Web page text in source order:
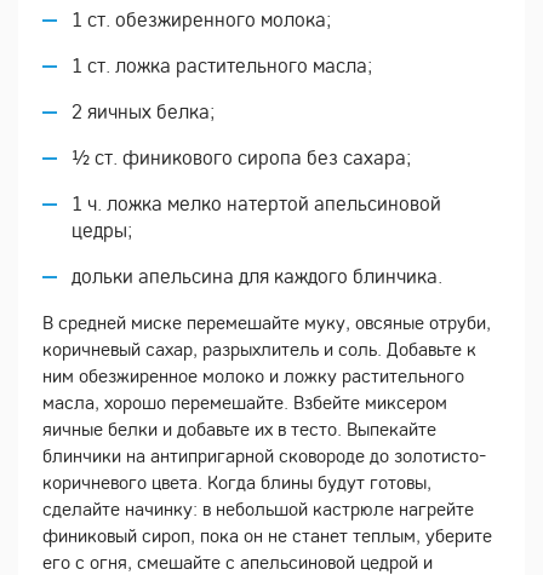
1 ст. обезжиренного молока;
1 ст. ложка растительного масла;
2 яичных белка;
½ ст. финикового сиропа без сахара;
1 ч. ложка мелко натертой апельсиновой
цедры;
дольки апельсина для каждого блинчика.
В средней миске перемешайте муку, овсяные отруби,
коричневый сахар, разрыхлитель и соль. Добавьте к
ним обезжиренное молоко и ложку растительного
масла, хорошо перемешайте. Взбейте миксером
яичные белки и добавьте их в тесто. Выпекайте
блинчики на антипригарной сковороде до золотисто-
коричневого цвета. Когда блины будут готовы,
сделайте начинку: в небольшой кастрюле нагрейте
финиковый сироп, пока он не станет теплым, уберите
его с огня, смешайте с апельсиновой цедрой и